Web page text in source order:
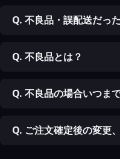
Q. 不良品・誤配送だっ
Q. 不良品とは？
Q. 不良品の場合いつま
Q. ご注文確定後の変更